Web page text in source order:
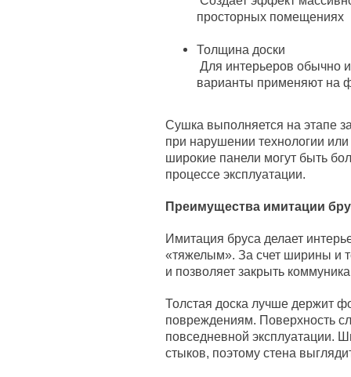
просторных помещениях
Толщина доски
Для интерьеров обычно
варианты применяют на
Сушка выполняется на этапе
при нарушении технологии
широкие панели могут быть
процессе эксплуатации.
Преимущества имитации
Имитация бруса делает
«тяжелым». За счет ширины и
и позволяет закрыть
Толстая доска лучше держит
повреждениям. Поверхность
повседневной эксплуатации.
стыков, поэтому стена